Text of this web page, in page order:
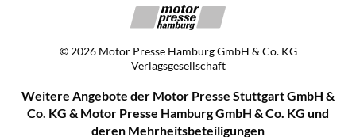
© 2026 Motor Presse Hamburg GmbH & Co. KG
Verlagsgesellschaft
Weitere Angebote der Motor Presse Stuttgart GmbH &
Co. KG & Motor Presse Hamburg GmbH & Co. KG und
deren Mehrheitsbeteiligungen